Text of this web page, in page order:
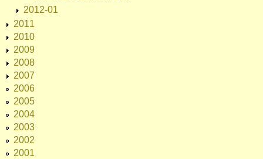
2012-01
2011
2010
2009
2008
2007
2006
2005
2004
2003
2002
2001